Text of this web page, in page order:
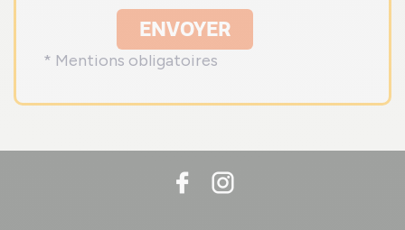
ENVOYER
* Mentions obligatoires